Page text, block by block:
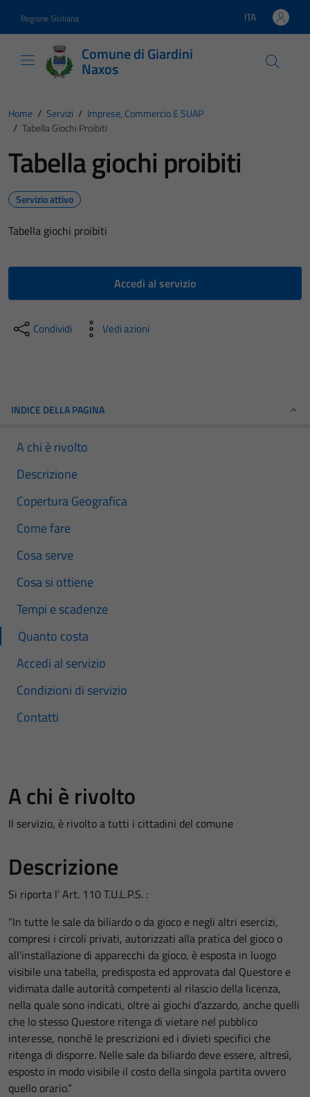
Regione Siciliana Lingua attiva:
ITA
Comune di Giardini
Naxos
Home / Servizi / Imprese, Commercio E SUAP
/ Tabella Giochi Proibiti
Tabella giochi proibiti
Servizio attivo
Tabella giochi proibiti
Accedi al servizio
Condividi Vedi azioni
INDICE DELLA PAGINA
A chi è rivolto
Descrizione
Copertura Geografica
Come fare
Cosa serve
Cosa si ottiene
Tempi e scadenze
Quanto costa
Accedi al servizio
Condizioni di servizio
Contatti
A chi è rivolto
Il servizio, è rivolto a tutti i cittadini del comune
Descrizione
Si riporta l’ Art. 110 T.U.L.P.S. :
“In tutte le sale da biliardo o da gioco e negli altri esercizi,
compresi i circoli privati, autorizzati alla pratica del gioco o
all’installazione di apparecchi da gioco, è esposta in luogo
visibile una tabella, predisposta ed approvata dal Questore e
vidimata dalle autorità competenti al rilascio della licenza,
nella quale sono indicati, oltre ai giochi d’azzardo, anche quelli
che lo stesso Questore ritenga di vietare nel pubblico
interesse, nonché le prescrizioni ed i divieti specifici che
ritenga di disporre. Nelle sale da biliardo deve essere, altresì,
esposto in modo visibile il costo della singola partita ovvero
quello orario.”